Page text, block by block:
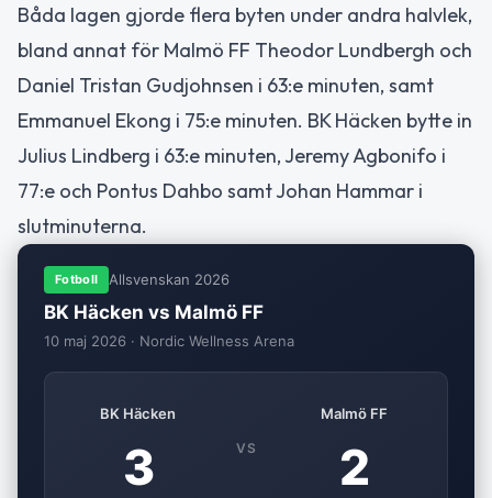
Båda lagen gjorde flera byten under andra halvlek,
bland annat för Malmö FF Theodor Lundbergh och
Daniel Tristan Gudjohnsen i 63:e minuten, samt
Emmanuel Ekong i 75:e minuten. BK Häcken bytte in
Julius Lindberg i 63:e minuten, Jeremy Agbonifo i
77:e och Pontus Dahbo samt Johan Hammar i
slutminuterna.
Fotboll Allsvenskan 2026
BK Häcken vs Malmö FF
10 maj 2026 · Nordic Wellness Arena
BK Häcken
3 VS
Malmö FF
2